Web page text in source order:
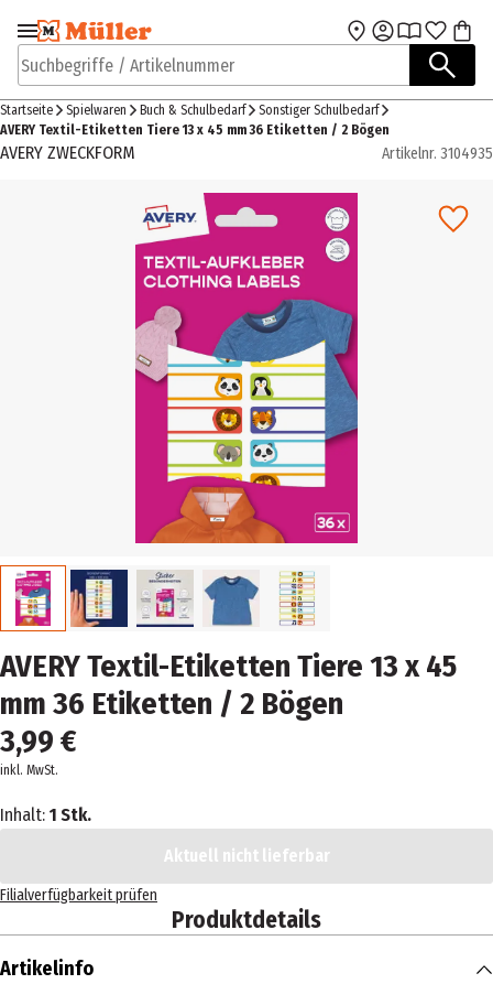
Zur Navigation
springen
Zum Hauptinhalt
Suchbegriffe / Artikelnummer
Startseite Spielwaren Buch & Schulbedarf
Sonstiger Schulbedarf
AVERY Textil-Etiketten Tiere 13 x 45 mm 36 Etiketten / 2 Bögen
AVERY ZWECKFORM Artikelnr. 3104935
AVERY Textil-Etiketten Tiere 13 x 45
mm 36 Etiketten / 2 Bögen
3,99 €
inkl. MwSt.
Inhalt: 1 Stk.
Aktuell nicht lieferbar
Filialverfügbarkeit prüfen
Produktdetails
Artikelinfo